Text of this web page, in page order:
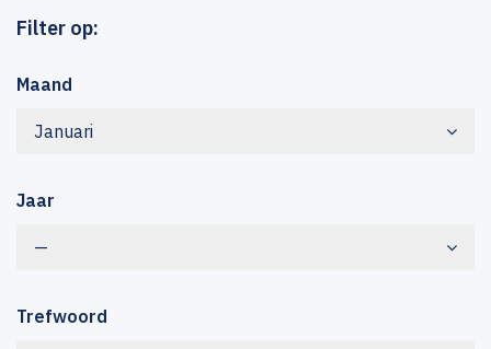
Filter op:
Maand
Januari
Jaar
—
Trefwoord